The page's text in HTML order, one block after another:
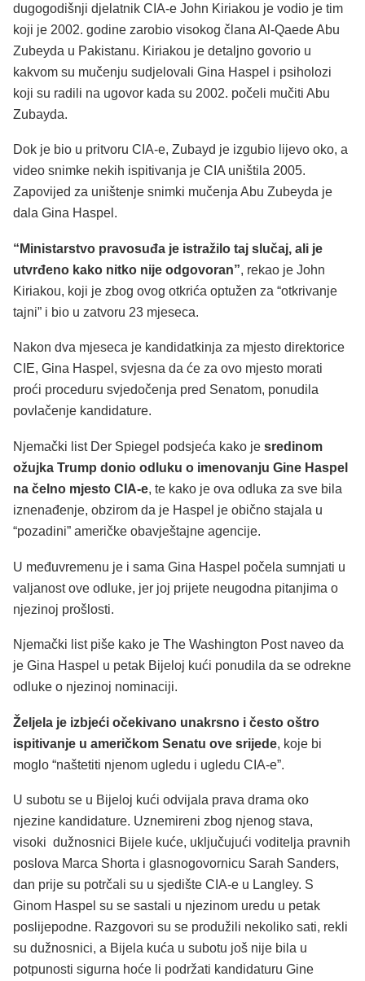
dugogodišnji djelatnik CIA-e John Kiriakou je vodio je tim
koji je 2002. godine zarobio visokog člana Al-Qaede Abu
Zubeyda u Pakistanu. Kiriakou je detaljno govorio u
kakvom su mučenju sudjelovali Gina Haspel i psiholozi
koji su radili na ugovor kada su 2002. počeli mučiti Abu
Zubayda.
Dok je bio u pritvoru CIA-e, Zubayd je izgubio lijevo oko, a
video snimke nekih ispitivanja je CIA uništila 2005.
Zapovijed za uništenje snimki mučenja Abu Zubeyda je
dala Gina Haspel.
“Ministarstvo pravosuđa je istražilo taj slučaj, ali je
utvrđeno kako nitko nije odgovoran”, rekao je John
Kiriakou, koji je zbog ovog otkrića optužen za “otkrivanje
tajni” i bio u zatvoru 23 mjeseca.
Nakon dva mjeseca je kandidatkinja za mjesto direktorice
CIE, Gina Haspel, svjesna da će za ovo mjesto morati
proći proceduru svjedočenja pred Senatom, ponudila
povlačenje kandidature.
Njemački list Der Spiegel podsjeća kako je sredinom
ožujka Trump donio odluku o imenovanju Gine Haspel
na čelno mjesto CIA-e, te kako je ova odluka za sve bila
iznenađenje, obzirom da je Haspel je obično stajala u
“pozadini” američke obavještajne agencije.
U međuvremenu je i sama Gina Haspel počela sumnjati u
valjanost ove odluke, jer joj prijete neugodna pitanjima o
njezinoj prošlosti.
Njemački list piše kako je The Washington Post naveo da
je Gina Haspel u petak Bijeloj kući ponudila da se odrekne
odluke o njezinoj nominaciji.
Željela je izbjeći očekivano unakrsno i često oštro
ispitivanje u američkom Senatu ove srijede, koje bi
moglo “naštetiti njenom ugledu i ugledu CIA-e”.
U subotu se u Bijeloj kući odvijala prava drama oko
njezine kandidature. Uznemireni zbog njenog stava,
visoki dužnosnici Bijele kuće, uključujući voditelja pravnih
poslova Marca Shorta i glasnogovornicu Sarah Sanders,
dan prije su potrčali su u sjedište CIA-e u Langley. S
Ginom Haspel su se sastali u njezinom uredu u petak
poslijepodne. Razgovori su se produžili nekoliko sati, rekli
su dužnosnici, a Bijela kuća u subotu još nije bila u
potpunosti sigurna hoće li podržati kandidaturu Gine